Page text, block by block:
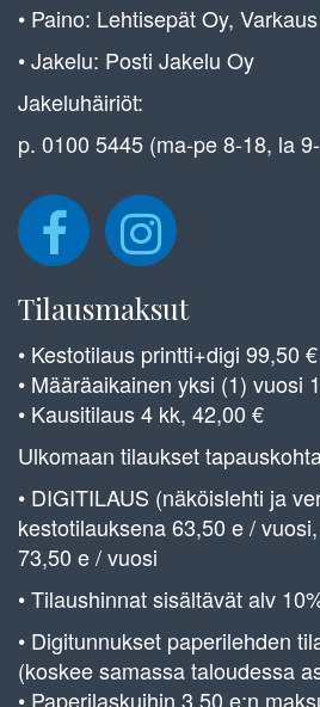
• Paino: Lehtisepät Oy, Varkaus
• Jakelu: Posti Jakelu Oy
Jakeluhäiriöt:
p. 0100 5445 (ma-pe 8-18, la
Tilausmaksut
• Kestotilaus printti+digi 99,50 €
• Määräaikainen yksi (1) vuosi
• Kausitilaus 4 kk, 42,00 €
Ulkomaan tilaukset
• DIGITILAUS (näköislehti ja
kestotilauksena 63,50 e /
73,50 e / vuosi
• Tilaushinnat sisältävät alv
• Digitunnukset paperilehden
(koskee samassa taloudessa
• Paperilaskuihin 3,50 e:n